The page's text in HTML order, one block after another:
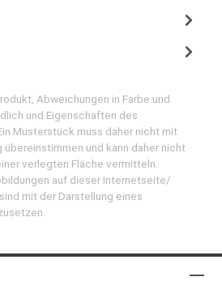
Abweichungen in Farbe und
und Eigenschaften des
Musterstück muss daher nicht mit
und kann daher nicht
verlegten Fläche vermitteln.
auf dieser Internetseite/
mit der Darstellung eines